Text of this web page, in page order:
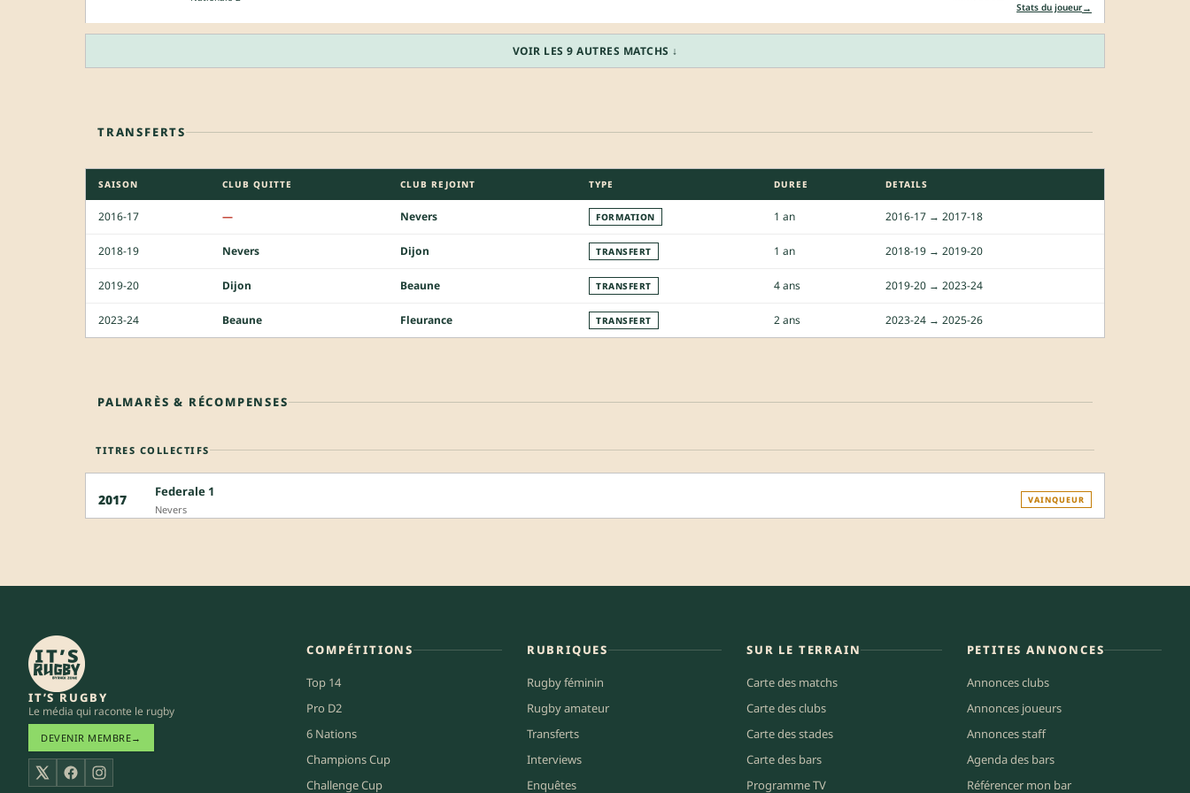
Stats du joueur→
VOIR LES 9 AUTRES MATCHS ↓
TRANSFERTS
SAISON CLUB QUITTE CLUB REJOINT TYPE DUREE DETAILS
2016-17 — Nevers FORMATION 1 an 2016-17 → 2017-18
2018-19 Nevers Dijon TRANSFERT 1 an 2018-19 → 2019-20
2019-20 Dijon Beaune TRANSFERT 4 ans 2019-20 → 2023-24
2023-24 Beaune Fleurance TRANSFERT 2 ans 2023-24 → 2025-26
PALMARÈS & RÉCOMPENSES
TITRES COLLECTIFS
2017 Federale 1
Nevers
VAINQUEUR
IT’S RUGBY
Le média qui raconte le rugby
DEVENIR MEMBRE→
X FacebookInstagram
COMPÉTITIONS
Top 14
Pro D2
6 Nations
Champions Cup
Challenge Cup
RUBRIQUES
Rugby féminin
Rugby amateur
Transferts
Interviews
Enquêtes
SUR LE TERRAIN
Carte des matchs
Carte des clubs
Carte des stades
Carte des bars
Programme TV
PETITES ANNONCES
Annonces clubs
Annonces joueurs
Annonces staff
Agenda des bars
Référencer mon bar